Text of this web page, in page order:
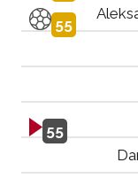
55
55